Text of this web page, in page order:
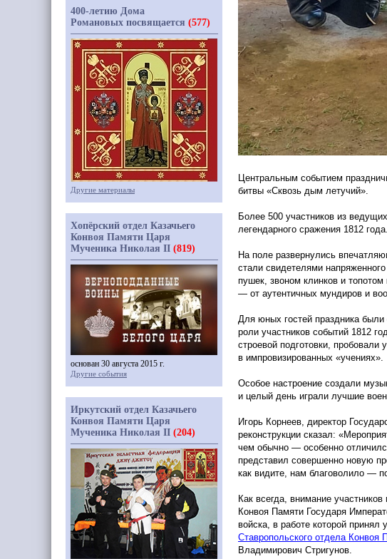
Центральным событием
битвы «Сквозь дым летучий».
Более 500 участников из
легендарного сражения 1812 года.
На поле развернулись
стали свидетелями
пушек, звоном клинков и
— от аутентичных мундиров и
Для юных гостей праздника были
роли участников событий 1812
строевой подготовки,
в импровизированных «учениях».
Особое настроение создали
и целый день играли лучшие
Игорь Корнеев, директор
реконструкции сказал:
чем обычно — особенно
представил совершенно новую
как видите, нам благоволило —
Как всегда, внимание
Конвоя Памяти Государя
войска, в работе которой принял
Ставропольского отдела Конвоя
Владимирович Стригунов.
400-летию Дома
Романовых посвящается (577)
Другие материалы
Хопёрский отдел Казачьего
Конвоя Памяти Царя
Мученика Николая II (819)
основан 30 августа 2015 г.
Другие события
Иркутский отдел Казачьего
Конвоя Памяти Царя
Мученика Николая II (204)